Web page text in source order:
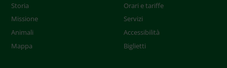
Storia
Missione
Animali
Mappa
Orari e tariffe
Servizi
Accessibilità
Biglietti